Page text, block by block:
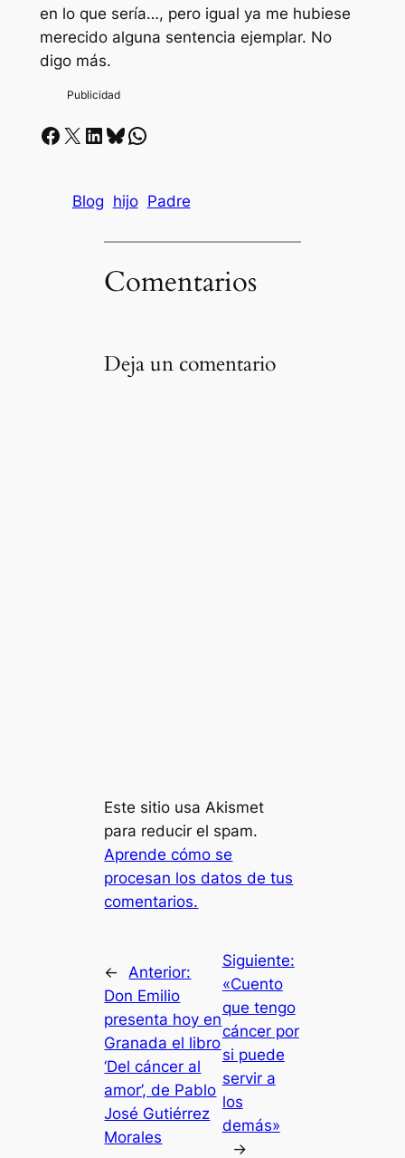
en lo que sería…, pero igual ya me hubiese
merecido alguna sentencia ejemplar. No
digo más.
Facebook X LinkedIn Bluesky Whatsapp
Blog hijo Padre
Comentarios
Deja un comentario
Este sitio usa Akismet
para reducir el spam.
Aprende cómo se
procesan los datos de tus
comentarios.
←
Anterior:
Don Emilio
presenta hoy en
Granada el libro
‘Del cáncer al
amor’, de Pablo
José Gutiérrez
Morales
Siguiente:
«Cuento
que tengo
cáncer por
si puede
servir a
los
demás»
→